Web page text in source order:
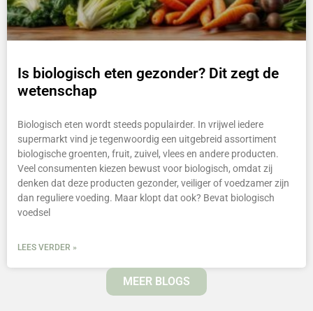
Is biologisch eten gezonder? Dit zegt de
wetenschap
Biologisch eten wordt steeds populairder. In vrijwel iedere
supermarkt vind je tegenwoordig een uitgebreid assortiment
biologische groenten, fruit, zuivel, vlees en andere producten.
Veel consumenten kiezen bewust voor biologisch, omdat zij
denken dat deze producten gezonder, veiliger of voedzamer zijn
dan reguliere voeding. Maar klopt dat ook? Bevat biologisch
voedsel
LEES VERDER »
MEER BLOGS